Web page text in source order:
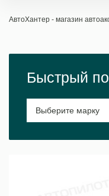
АвтоХантер - магазин
Быстрый